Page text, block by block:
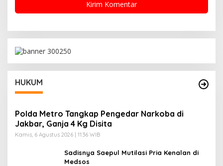
HUKUM
Polda Metro Tangkap Pengedar Narkoba di
Jakbar, Ganja 4 Kg Disita
Kamis, 6 Agustus 2026 | 11:36 WIB
Sadisnya Saepul Mutilasi Pria Kenalan di
Medsos